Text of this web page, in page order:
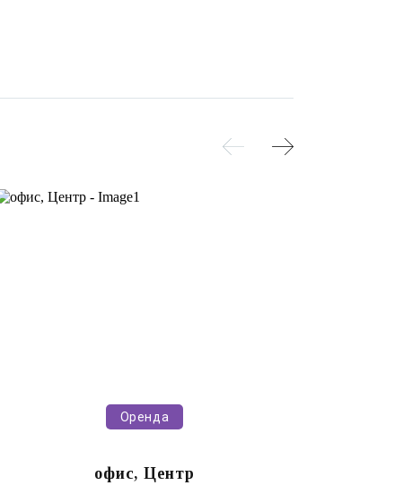
Оренда
офис, Центр